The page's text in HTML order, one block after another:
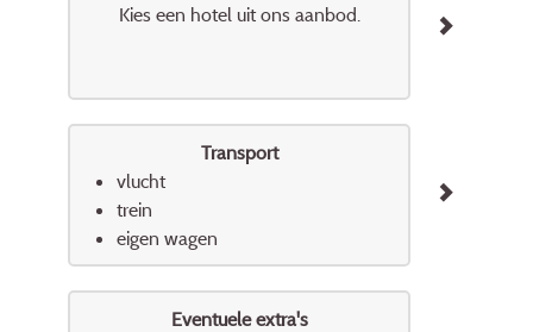
Kies een hotel uit ons aanbod.
Transport
vlucht
trein
eigen wagen
Eventuele extra's